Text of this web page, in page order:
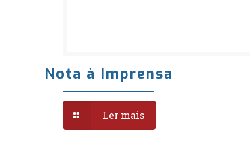
Nota à Imprensa
Ler mais